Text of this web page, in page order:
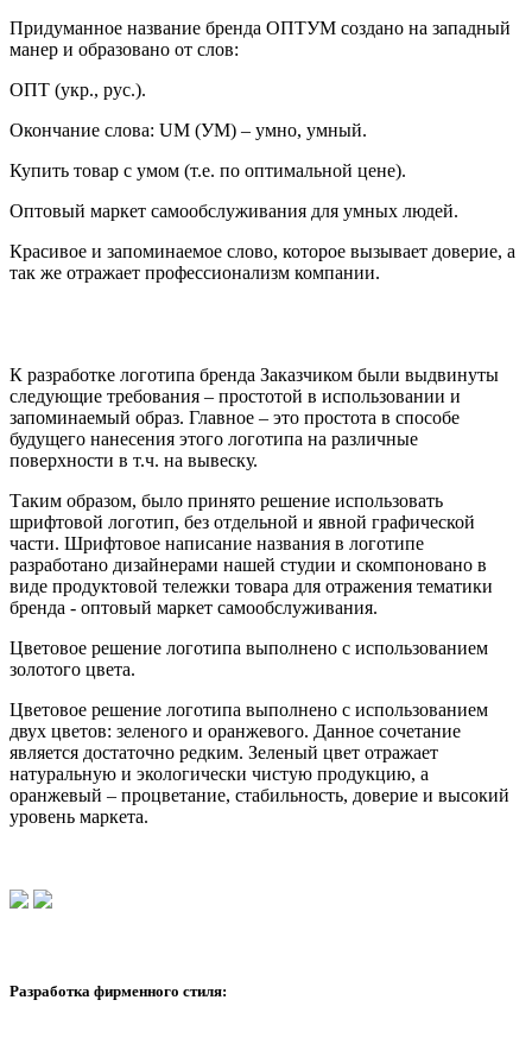
Придуманное название бренда ОПТУМ создано на западный
манер и образовано от слов:
ОПТ (укр., рус.).
Окончание слова: UM (УМ) – умно, умный.
Купить товар с умом (т.е. по оптимальной цене).
Оптовый маркет самообслуживания для умных людей.
Красивое и запоминаемое слово, которое вызывает доверие, а
так же отражает профессионализм компании.
К разработке логотипа бренда Заказчиком были выдвинуты
следующие требования – простотой в использовании и
запоминаемый образ. Главное – это простота в способе
будущего нанесения этого логотипа на различные
поверхности в т.ч. на вывеску.
Таким образом, было принято решение использовать
шрифтовой логотип, без отдельной и явной графической
части. Шрифтовое написание названия в логотипе
разработано дизайнерами нашей студии и скомпоновано в
виде продуктовой тележки товара для отражения тематики
бренда - оптовый маркет самообслуживания.
Цветовое решение логотипа выполнено с использованием
золотого цвета.
Цветовое решение логотипа выполнено с использованием
двух цветов: зеленого и оранжевого. Данное сочетание
является достаточно редким. Зеленый цвет отражает
натуральную и экологически чистую продукцию, а
оранжевый – процветание, стабильность, доверие и высокий
уровень маркета.
Разработка фирменного стиля: